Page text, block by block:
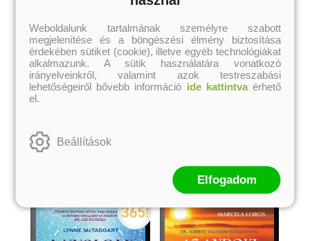
Online ár:
990 Ft
kosárba
Eredeti ár:
3 790 Ft
Akciós ár:
1 895 Ft
kosárba
Weboldalunk tartalmának személyre szabott
megjelenítése és a böngészési élmény biztosítása
érdekében sütiket (cookie), illetve egyéb technológiákat
alkalmazunk. A sütik használatára vonatkozó
irányelveinkről, valamint azok testreszabási
lehetőségeiről bővebb információ ide kattintvaérhető
el.
Beállítások
Elfogadom